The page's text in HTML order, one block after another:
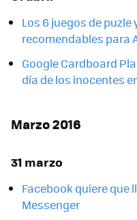
Los 6 juegos de
recomendables para
Google Cardboard
día de los inocentes en
Marzo 2016
31 marzo
Facebook quiere que
Messenger